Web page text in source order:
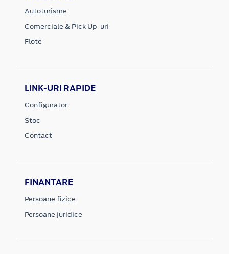
Autoturisme
Comerciale & Pick Up-uri
Flote
LINK-URI RAPIDE
Configurator
Stoc
Contact
FINANTARE
Persoane fizice
Persoane juridice